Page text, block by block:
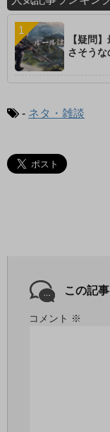
【疑問
さそう
- ネタ・雑談
この記
コメント ※